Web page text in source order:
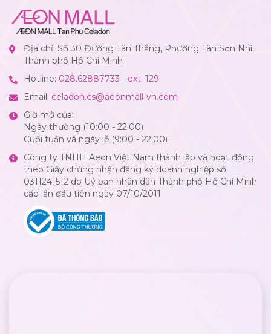
Địa chỉ: Số 30 Đường Tân Thắng, Phường Tân Sơn Nhì,
Thành phố Hồ Chí Minh
Hotline: 028.62887733 - ext: 129
Email: celadon.cs@aeonmall-vn.com
Giờ mở cửa:
Ngày thường (10:00 - 22:00)
Cuối tuần và ngày lễ (9:00 - 22:00)
Công ty TNHH Aeon Việt Nam thành lập và hoạt động
theo Giấy chứng nhận đăng ký doanh nghiệp số
0311241512 do Uỷ ban nhân dân Thành phố Hồ Chí Minh
cấp lần đầu tiên ngày 07/10/2011